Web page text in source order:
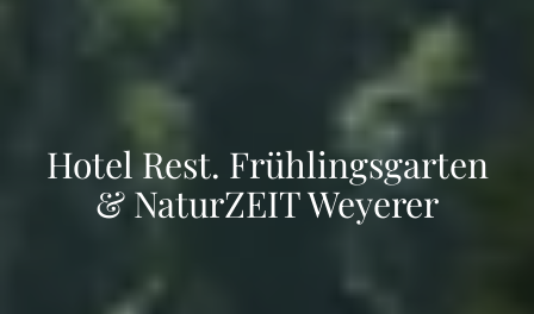
Hotel Rest. Frühlingsgarten
& NaturZEIT Weyerer